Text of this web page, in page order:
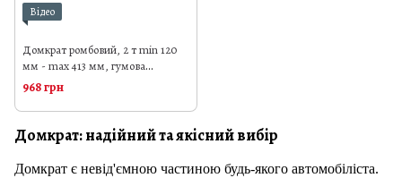
Відео
Домкрат ромбовий, 2 т min 120
мм - max 413 мм, гумова
подушка
968 грн
Домкрат: надійний та якісний вибір
Домкрат є невід'ємною частиною будь-якого автомобіліста.